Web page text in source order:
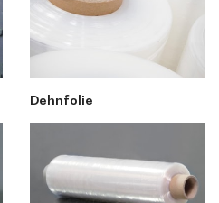
Dehnfolie